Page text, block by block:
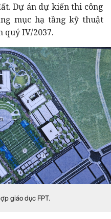
Dự án dự kiến thi công
mục hạ tầng kỹ thuật
quý IV/2037.
giáo dục FPT.